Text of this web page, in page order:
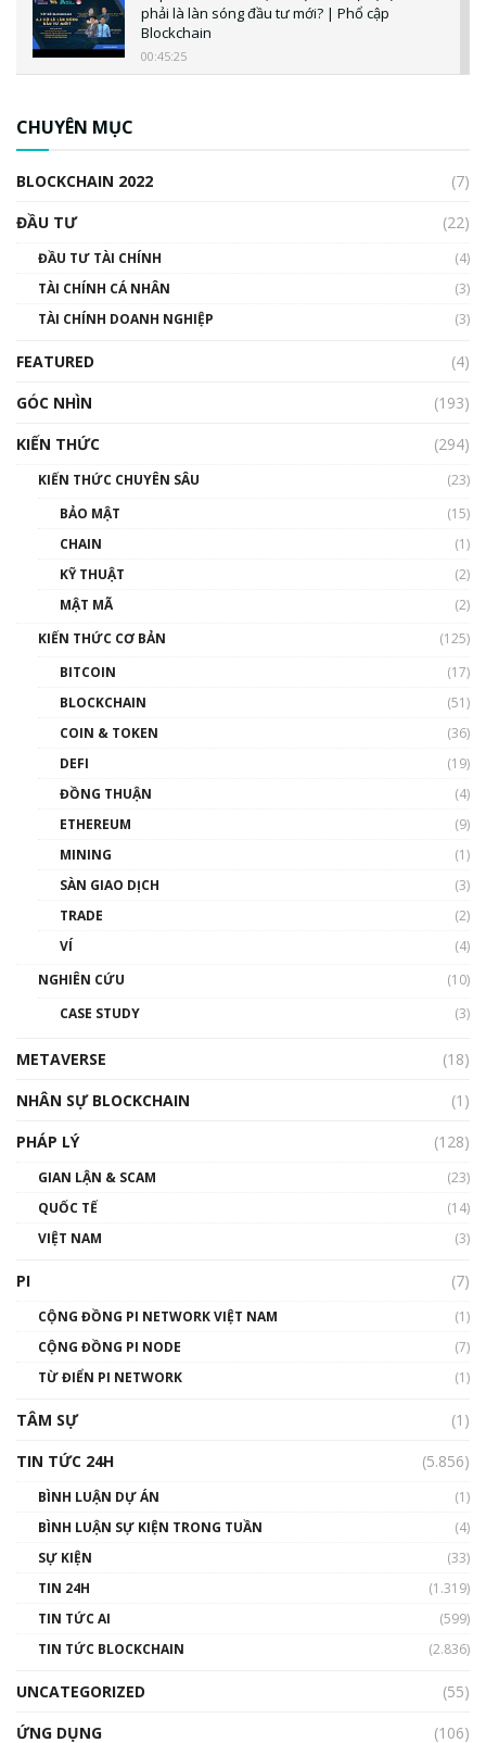
phải là làn sóng đầu tư mới? | Phổ cập
Blockchain
00:45:25
00:02:14
Nhìn lại năm 2022: Những sự kiện ảnh hưởng
đến hệ sinh thái tiền mã hoá | Phổ cập
00:43:47
như thể nào?
00:39:31
Phổ cập Blockchain
thống & Crypto qua các cuộc chiến | Phổ cập
01:32:59
gió ấm
Talkshow 14: MemeCoin – Trò đùa tỷ đô
01:29:26
CHUYÊN MỤC
BLOCKCHAIN 2022
(7)
ĐẦU TƯ
(22)
ĐẦU TƯ TÀI CHÍNH
(4)
TÀI CHÍNH CÁ NHÂN
(3)
TÀI CHÍNH DOANH NGHIỆP
(3)
FEATURED
(4)
GÓC NHÌN
(193)
KIẾN THỨC
(294)
KIẾN THỨC CHUYÊN SÂU
(23)
BẢO MẬT
(15)
CHAIN
(1)
KỸ THUẬT
(2)
MẬT MÃ
(2)
KIẾN THỨC CƠ BẢN
(125)
BITCOIN
(17)
BLOCKCHAIN
(51)
COIN & TOKEN
(36)
DEFI
(19)
ĐỒNG THUẬN
(4)
ETHEREUM
(9)
MINING
(1)
SÀN GIAO DỊCH
(3)
TRADE
(2)
VÍ
(4)
NGHIÊN CỨU
(10)
CASE STUDY
(3)
METAVERSE
(18)
NHÂN SỰ BLOCKCHAIN
(1)
PHÁP LÝ
(128)
GIAN LẬN & SCAM
(23)
QUỐC TẾ
(14)
VIỆT NAM
(3)
PI (7)
CỘNG ĐỒNG PI NETWORK VIỆT NAM
(1)
CỘNG ĐỒNG PI NODE
(7)
TỪ ĐIỂN PI NETWORK
(1)
TÂM SỰ
(1)
TIN TỨC 24H
(5.856)
BÌNH LUẬN DỰ ÁN
(1)
BÌNH LUẬN SỰ KIỆN TRONG TUẦN
(4)
SỰ KIỆN
(33)
TIN 24H
(1.319)
TIN TỨC AI
(599)
TIN TỨC BLOCKCHAIN
(2.836)
UNCATEGORIZED
(55)
ỨNG DỤNG
(106)